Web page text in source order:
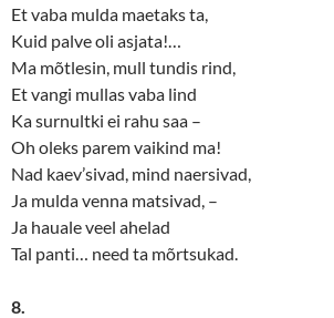
Et vaba mulda maetaks ta,
Kuid palve oli asjata!…
Ma mõtlesin, mull tundis rind,
Et vangi mullas vaba lind
Ka surnultki ei rahu saa –
Oh oleks parem vaikind ma!
Nad kaev’sivad, mind naersivad,
Ja mulda venna matsivad, –
Ja hauale veel ahelad
Tal panti… need ta mõrtsukad.
8.